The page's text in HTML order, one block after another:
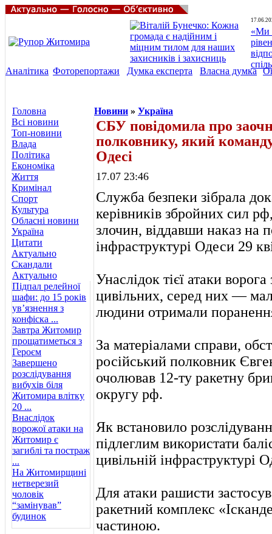
«Ми
Аналітика Фоторепортажи Думка експерта Власна думка
Головна
Всі новини
Топ-новини
Влада
Політика
Економіка
Життя
Кримінал
Спорт
Культура
Обласні новини
Україна
Цитати
Актуально
Скандали
Актуально
Підпал релейної
шафи: до 15 років
ув’язнення з
конфіска ...
Завтра Житомир
прощатиметься з
Героєм
Завершено
розслідування
вибухів біля
Житомира влітку
20 ...
Внаслідок
ворожої атаки на
Житомир є
загиблі та постраж
...
На Житомирщині
нетверезий
чоловік
“замінував”
будинок
Новини » Україна
СБУ повідомила про
полковнику, який
Одесі
17.07 23:46
Служба безпеки зібрала
керівників збройних сил
злочин, віддавши наказ на
інфраструктурі Одеси 29
Унаслідок тієї атаки
цивільних, серед них —
людини отримали
За матеріалами справи,
російський полковник
очолював 12-ту ракетну
округу рф.
Як встановило
підлеглим використати
цивільній інфраструктурі
Для атаки рашисти
ракетний комплекс
частиною.